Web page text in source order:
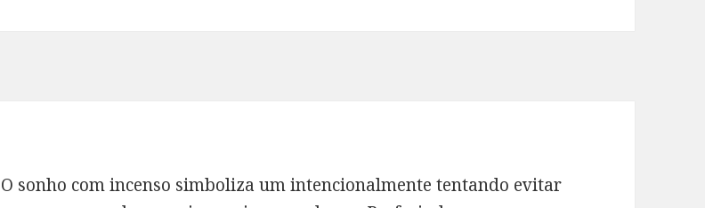
O sonho com incenso simboliza um intencionalmente tentando evitar